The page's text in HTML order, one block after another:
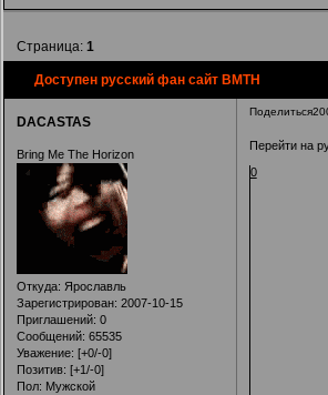
Доступен русский фан сайт BMTH
Страница: 1
Поделиться
DACASTAS
Bring Me The Horizon
Откуда: Ярославль
Зарегистрирован: 2007-10-15
Приглашений: 0
Сообщений: 65535
Уважение: [+0/-0]
Позитив: [+1/-0]
Пол: Мужской
Перейти на
0